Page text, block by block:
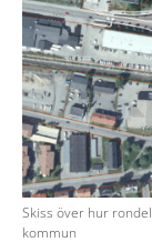
Skiss över hur
kommun